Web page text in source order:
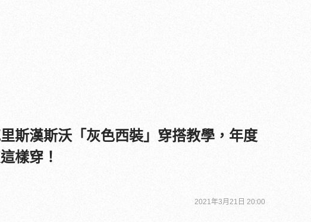
斯漢斯沃「灰色西裝」穿搭教學，年度
樣穿！
2021年3月21日 20:00